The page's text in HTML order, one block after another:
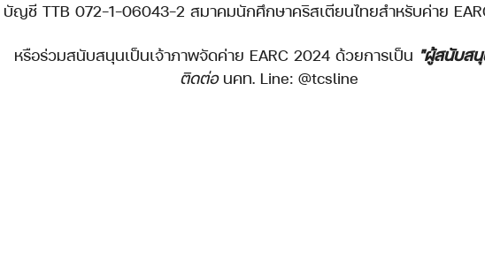
บัญชี TTB 072-1-06043-2 สมาคมนักศึกษาคริสเตียนไทยสำหรับค่าย
หรือร่วมสนับสนุนเป็นเจ้าภาพจัดค่าย EARC 2024 ด้วยการเป็น "ผู้สนับส
ติดต่อ นคท. Line: @tcsline